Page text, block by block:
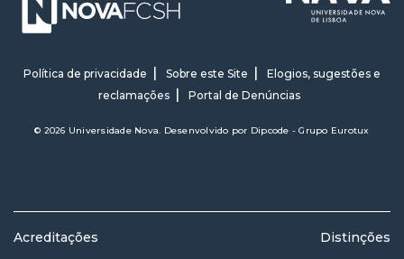
Política de privacidade Sobre este Site
Elogios, sugestões e
reclamações
Portal de Denúncias
© 2026 Universidade Nova. Desenvolvido por Dipcode - Grupo Eurotux
Acreditações Distinções